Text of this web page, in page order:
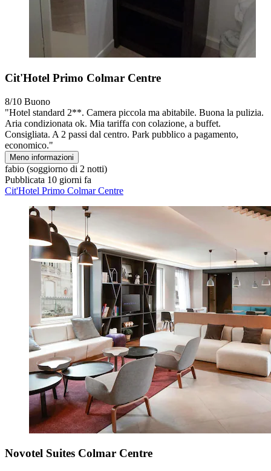
Cit'Hotel Primo Colmar Centre
8/10 Buono
"Hotel standard 2**. Camera piccola ma abitabile. Buona la pulizia.
Aria condizionata ok. Mia tariffa con colazione, a buffet.
Consigliata. A 2 passi dal centro. Park pubblico a pagamento,
economico."
Meno informazioni
fabio (soggiorno di 2 notti)
Pubblicata 10 giorni fa
Cit'Hotel Primo Colmar Centre
Novotel Suites Colmar Centre